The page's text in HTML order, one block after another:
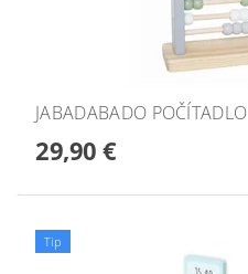
JABADABADO POČÍTADLO
29,90 €
Tip